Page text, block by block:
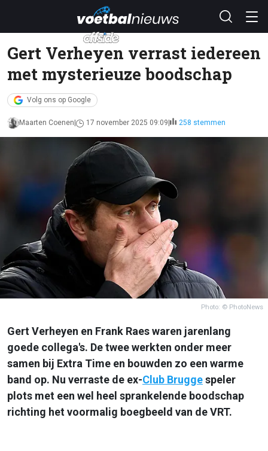
Gert Verheyen verrast iedereen
met mysterieuze boodschap
Volg ons op Google
Maarten Coenen 17 november 2025 09:09 258 stemmen
Photo: © PhotoNews
Gert Verheyen en Frank Raes waren jarenlang
goede collega's. De twee werkten onder meer
samen bij Extra Time en bouwden zo een warme
band op. Nu verraste de ex-Club Bruggespeler
plots met een wel heel sprankelende boodschap
richting het voormalig boegbeeld van de VRT.